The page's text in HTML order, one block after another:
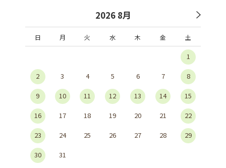
2026 8月
日 月 火 水 木 金 土
1
2 3 4 5 6 7 8
9 10 11 12 13 14 15
16 17 18 19 20 21 22
23 24 25 26 27 28 29
30 31